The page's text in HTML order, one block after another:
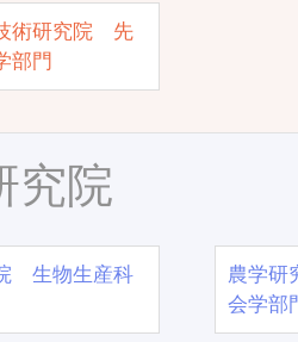
術研究院 先
部門
究院
生物生産科
農学
会学部